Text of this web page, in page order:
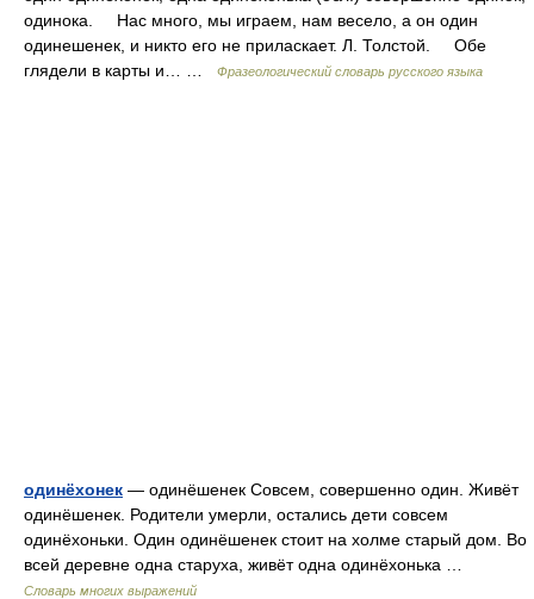
одинока. Нас много, мы играем, нам весело, а он один
одинешенек, и никто его не приласкает. Л. Толстой. Обе
глядели в карты и… …
Фразеологический словарь русского языка
одинёхонек — одинёшенек Совсем, совершенно один. Живёт
одинёшенек. Родители умерли, остались дети совсем
одинёхоньки. Один одинёшенек стоит на холме старый дом. Во
всей деревне одна старуха, живёт одна одинёхонька …
Словарь многих выражений